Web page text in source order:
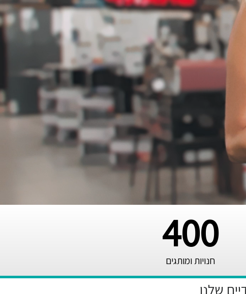
400
חנויות ומותגים